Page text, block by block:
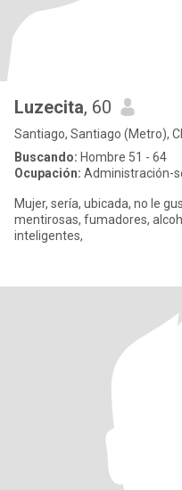
Luzecita, 60
Santiago, Santiago (Metro),
Buscando: Hombre 51 - 64
Ocupación: Administración-
Mujer, sería, ubicada, no le
mentirosas, fumadores,
inteligentes,